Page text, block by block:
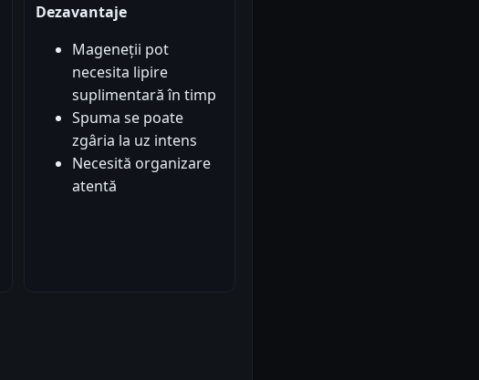
Dezavantaje
Mageneții pot
necesita lipire
suplimentară în timp
Spuma se poate
zgâria la uz intens
Necesită organizare
atentă